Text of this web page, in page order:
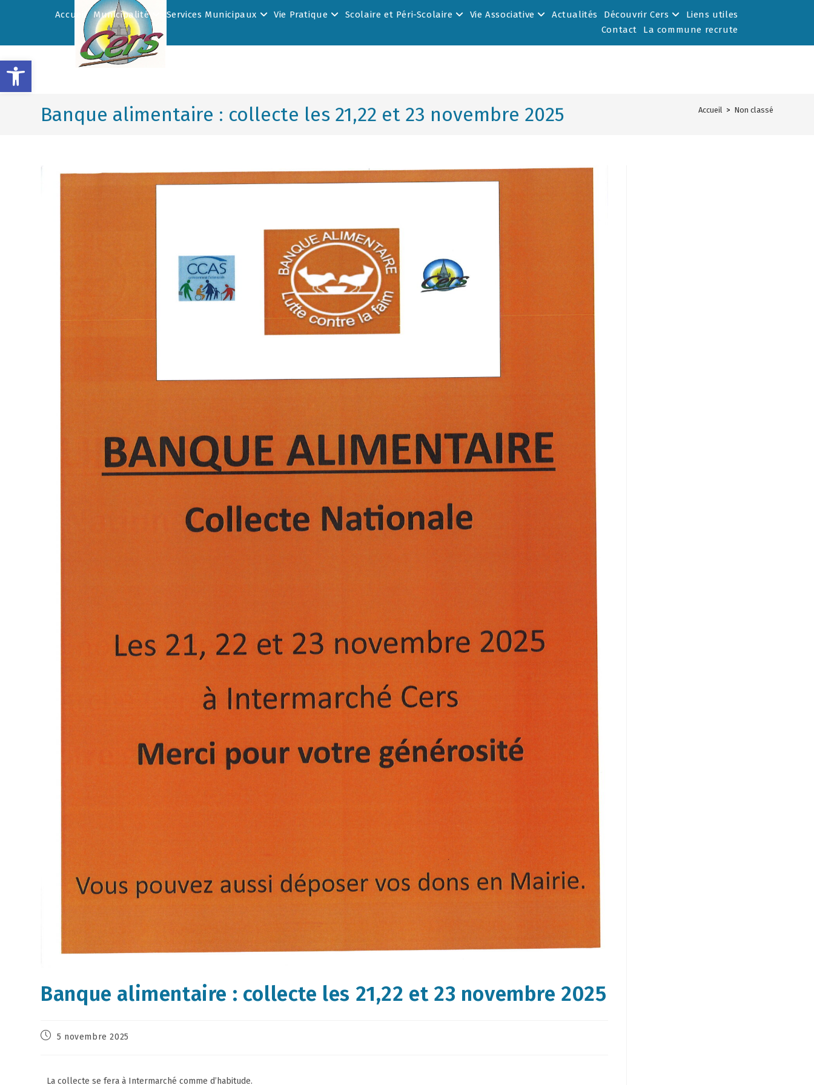
Accueil Municipalité Services Municipaux Vie Pratique Scolaire et Péri-Scolaire Vie Associative Actualités Découvrir Cers
Liens utiles
Contact
La commune recrute
Banque alimentaire : collecte les 21,22 et 23 novembre 2025 Accueil > Non classé
Banque alimentaire : collecte les 21,22 et 23 novembre 2025
5 novembre 2025
La collecte se fera à Intermarché comme d’habitude.
Ouvrir la barre d’outils